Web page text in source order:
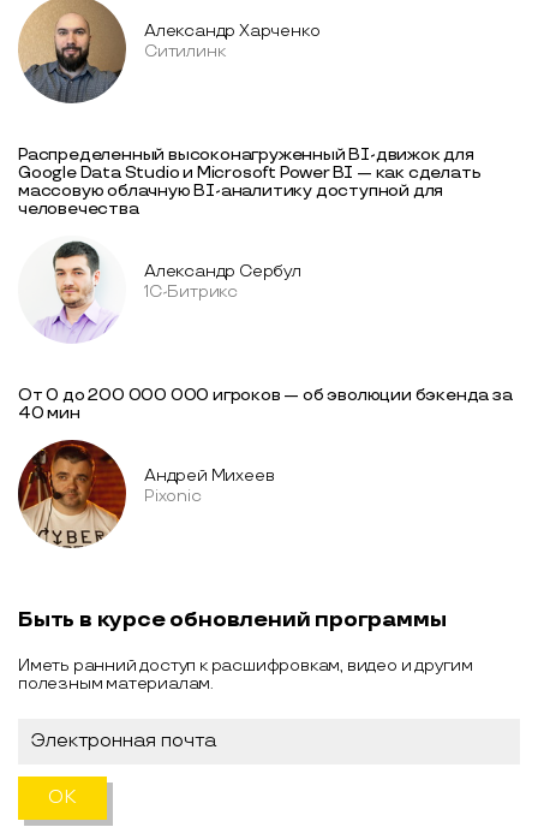
Александр Харченко
Ситилинк
Распределенный высоконагруженный BI-движок для
Google Data Studio и Microsoft Power BI — как сделать
массовую облачную BI-аналитику доступной для
человечества
Александр Сербул
1С-Битрикс
От 0 до 200 000 000 игроков — об эволюции бэкенда за
40 мин
Андрей Михеев
Pixonic
Быть в курсе обновлений программы
Иметь ранний доступ к расшифровкам, видео и другим
полезным материалам.